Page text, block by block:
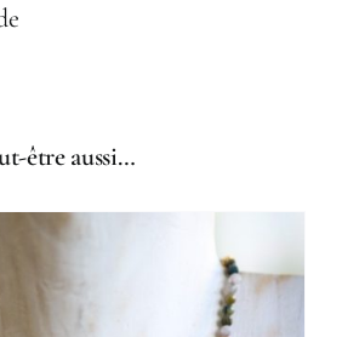
être aussi…